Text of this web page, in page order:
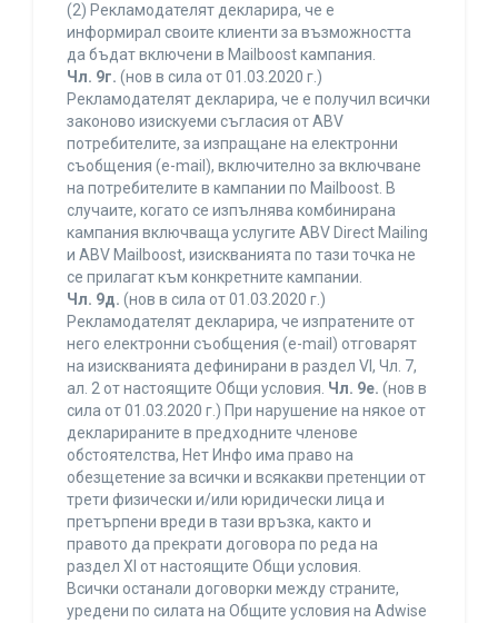
(2) Рекламодателят декларира, че е
информирал своите клиенти за възможността
да бъдат включени в Mailboost кампания.
Чл. 9г. (нов в сила от 01.03.2020 г.)
Рекламодателят декларира, че е получил всички
законово изискуеми съгласия от ABV
потребителите, за изпращане на електронни
съобщения (e-mail), включително за включване
на потребителите в кампании по Mailboost. В
случаите, когато се изпълнява комбинирана
кампания включваща услугите ABV Direct Mailing
и ABV Mailboost, изискванията по тази точка не
се прилагат към конкретните кампании.
Чл. 9д. (нов в сила от 01.03.2020 г.)
Рекламодателят декларира, че изпратените от
него електронни съобщения (e-mail) отговарят
на изискванията дефинирани в раздел VI, Чл. 7,
ал. 2 от настоящите Общи условия. Чл. 9е. (нов в
сила от 01.03.2020 г.) При нарушение на някое от
декларираните в предходните членове
обстоятелства, Нет Инфо има право на
обезщетение за всички и всякакви претенции от
трети физически и/или юридически лица и
претърпени вреди в тази връзка, както и
правото да прекрати договора по реда на
раздел XI от настоящите Общи условия.
Всички останали договорки между страните,
уредени по силата на Общите условия на Adwise